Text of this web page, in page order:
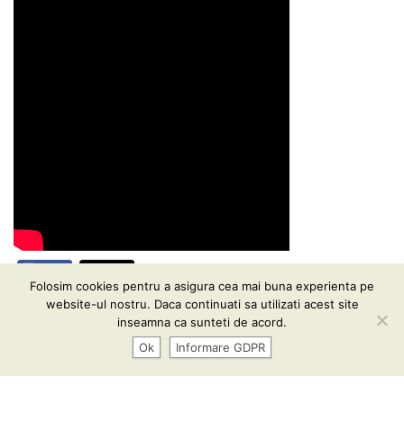
Informare GDPR| Conținutul acestui website vă este pus
la dispoziţie sub termeniiCC BY-SA 3.0
Folosim cookies pentru a asigura cea mai buna experienta pe
website-ul nostru. Daca continuati sa utilizati acest site
inseamna ca sunteti de acord.
Ok
Informare GDPR